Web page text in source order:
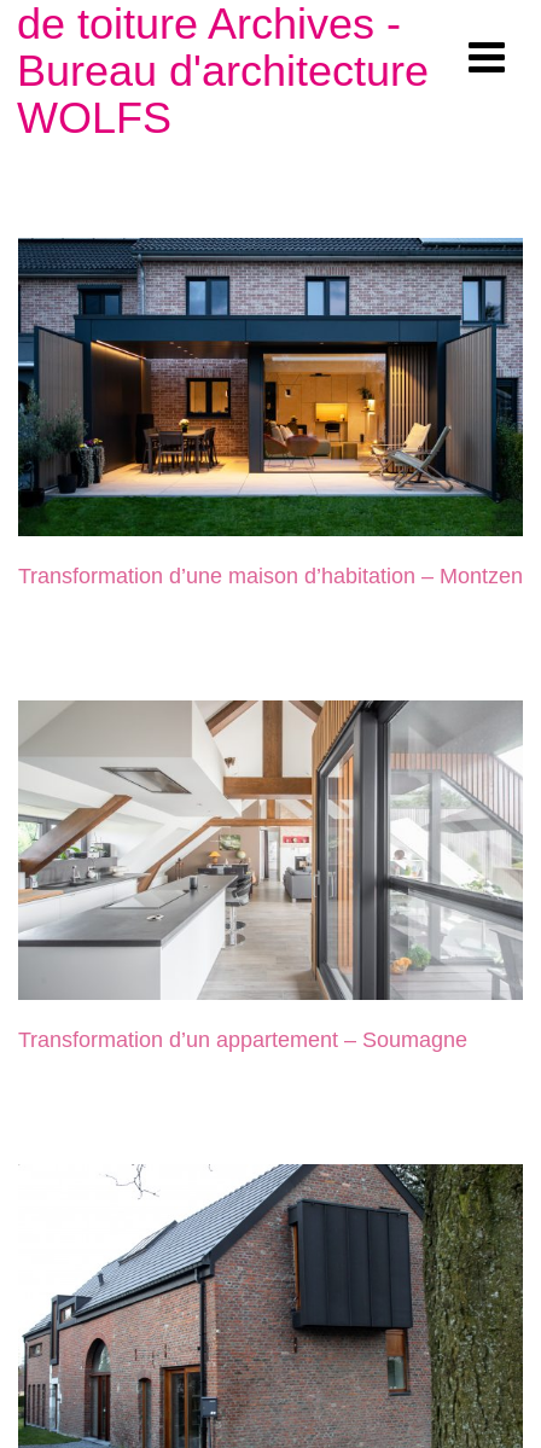
de toiture Archives -
Bureau d'architecture
WOLFS
Transformation d’une maison d’habitation – Montzen
Transformation d’un appartement – Soumagne